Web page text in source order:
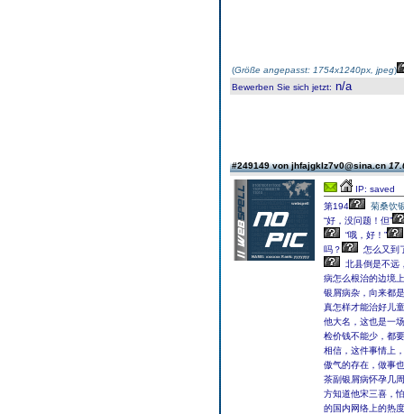
(Größe angepasst: 1754x1240px, jpeg)
Bewerben Sie sich jetzt: n/a
#249149 von jhfajgklz7v0@sina.cn
IP: saved
第194
菊桑饮
“好，没问题！但”
“哦，好！”
吗？
怎么又到
北县倒是不远
病怎么根治的边境
银屑病杂，向来都
真怎样才能治好儿
他大名，这也是一
检价钱不能少，都
相信，这件事情上
傲气的存在，做事
茶副银屑病怀孕几
方知道他宋三喜，
的国内网络上的热